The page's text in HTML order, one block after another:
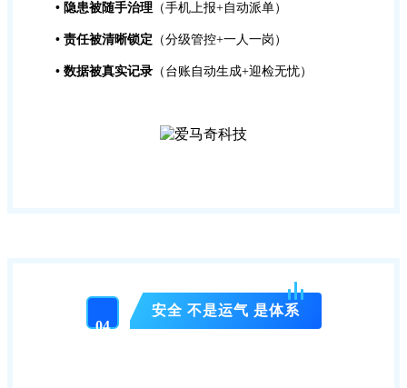
• 隐患被随手治理 （手机上报+自动派单）
• 责任被清晰锁定 （分级管控+一人一岗）
• 数据被真实记录 （台账自动生成+迎检无忧）
04
安全 不是运气 是体系